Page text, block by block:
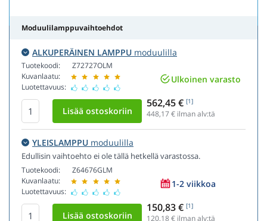
Moduulilamppuvaihtoehdot
ALKUPERÄINEN LAMPPU moduulilla
Tuotekoodi:
Kuvanlaatu:
Luotettavuus:
Z72727OLM
Ulkoinen varasto
562,45 € [1]
448,17 € ilman alv:tä
YLEISLAMPPU moduulilla
Edullisin vaihtoehto ei ole tällä hetkellä varastossa.
Tuotekoodi:
Kuvanlaatu:
Luotettavuus:
Z64676GLM
1-2 viikkoa
150,83 € [1]
120,18€ ilman alv:tä